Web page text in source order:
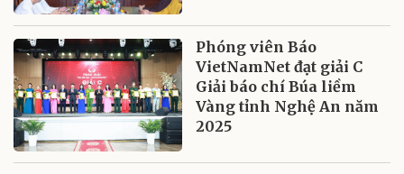
Phóng viên Báo
VietNamNet đạt giải C
Giải báo chí Búa liềm
Vàng tỉnh Nghệ An năm
2025